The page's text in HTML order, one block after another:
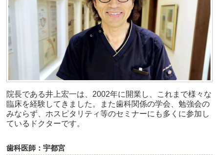
院長である井上宏一は、2002年に開業し、これまで様々な
臨床を経験してきました。また歯科関係の学会、勉強会の
みならず、ホスピタリティ等のセミナーにも多くに参加し
ているドクターです。
歯科医師：宇都宮